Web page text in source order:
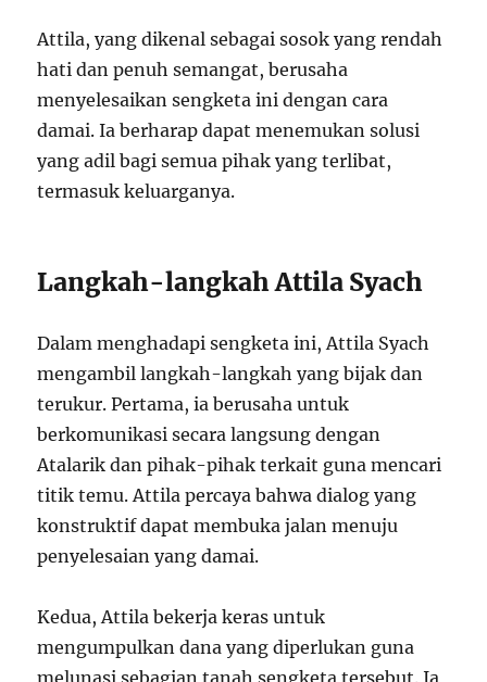
Attila, yang dikenal sebagai sosok yang rendah
hati dan penuh semangat, berusaha
menyelesaikan sengketa ini dengan cara
damai. Ia berharap dapat menemukan solusi
yang adil bagi semua pihak yang terlibat,
termasuk keluarganya.
Langkah-langkah Attila Syach
Dalam menghadapi sengketa ini, Attila Syach
mengambil langkah-langkah yang bijak dan
terukur. Pertama, ia berusaha untuk
berkomunikasi secara langsung dengan
Atalarik dan pihak-pihak terkait guna mencari
titik temu. Attila percaya bahwa dialog yang
konstruktif dapat membuka jalan menuju
penyelesaian yang damai.
Kedua, Attila bekerja keras untuk
mengumpulkan dana yang diperlukan guna